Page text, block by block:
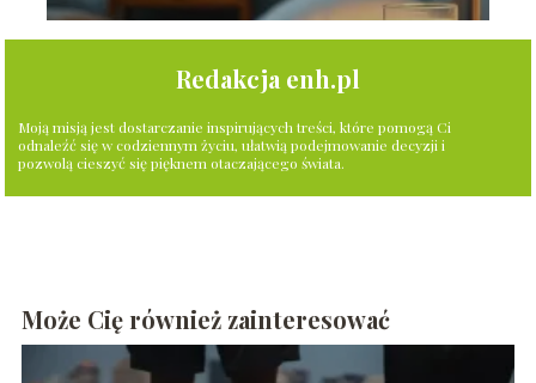
Redakcja enh.pl
Moją misją jest dostarczanie inspirujących treści, które pomogą Ci
odnaleźć się w codziennym życiu, ułatwią podejmowanie decyzji i
pozwolą cieszyć się pięknem otaczającego świata.
Może Cię również zainteresować